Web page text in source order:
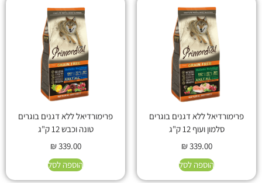
פרימורדיאל ללא דגנים בוגרים
סלמון ועוף 12 ק"ג
₪339.00
הוספה לסל
פרימורדיאל ללא דגנים בוגרים
טונה וכבש 12 ק"ג
₪339.00
הוספה לסל